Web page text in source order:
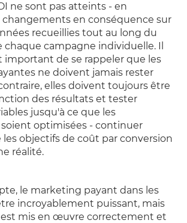
ne sont pas atteints - en
en conséquence sur
recueillies tout au long du
chaque campagne individuelle. Il
important de se rappeler que les
ne doivent jamais rester
elles doivent toujours être
des résultats et tester
jusqu'à ce que les
optimisées - continuer
les objectifs de coût par conversion
réalité.
le marketing payant dans les
incroyablement puissant, mais
mis en œuvre correctement et